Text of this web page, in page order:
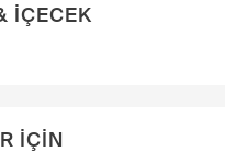
İÇECEK
İÇİN